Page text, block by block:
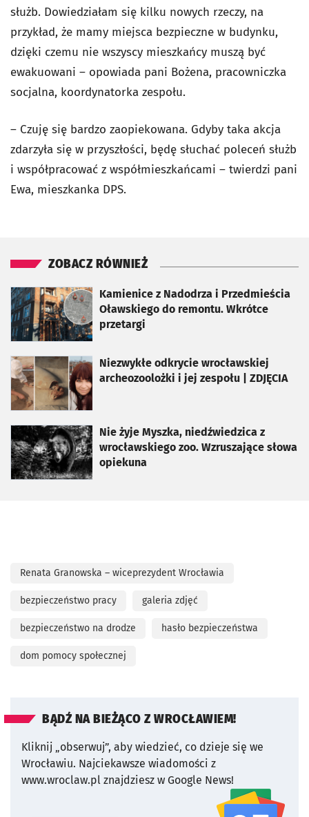
służb. Dowiedziałam się kilku nowych rzeczy, na
przykład, że mamy miejsca bezpieczne w budynku,
dzięki czemu nie wszyscy mieszkańcy muszą być
ewakuowani – opowiada pani Bożena, pracowniczka
socjalna, koordynatorka zespołu.
– Czuję się bardzo zaopiekowana. Gdyby taka akcja
zdarzyła się w przyszłości, będę słuchać poleceń służb
i współpracować z współmieszkańcami – twierdzi pani
Ewa, mieszkanka DPS.
ZOBACZ RÓWNIEŻ
Kamienice z Nadodrza i Przedmieścia
Oławskiego do remontu. Wkrótce
przetargi
otworzy się w nowej karcie
Niezwykłe odkrycie wrocławskiej
archeozoolożki i jej zespołu | ZDJĘCIA
otworzy się w nowej karcie
Nie żyje Myszka, niedźwiedzica z
wrocławskiego zoo. Wzruszające słowa
opiekuna
otworzy się w nowej karcie
Renata Granowska – wiceprezydent Wrocławia
bezpieczeństwo pracy galeria zdjęć
bezpieczeństwo na drodze hasło bezpieczeństwa
dom pomocy społecznej
BĄDŹ NA BIEŻĄCO Z WROCŁAWIEM!
Kliknij „obserwuj”, aby wiedzieć, co dzieje się we
Wrocławiu. Najciekawsze wiadomości z
www.wroclaw.pl znajdziesz w Google News!